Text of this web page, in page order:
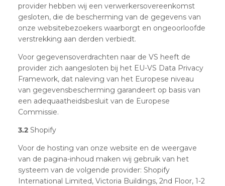
provider hebben wij een verwerkersovereenkomst
gesloten, die de bescherming van de gegevens van
onze websitebezoekers waarborgt en ongeoorloofde
verstrekking aan derden verbiedt.
Voor gegevensoverdrachten naar de VS heeft de
provider zich aangesloten bij het EU-VS Data Privacy
Framework, dat naleving van het Europese niveau
van gegevensbescherming garandeert op basis van
een adequaatheidsbesluit van de Europese
Commissie.
3.2 Shopify
Voor de hosting van onze website en de weergave
van de pagina-inhoud maken wij gebruik van het
systeem van de volgende provider: Shopify
International Limited, Victoria Buildings, 2nd Floor, 1-2